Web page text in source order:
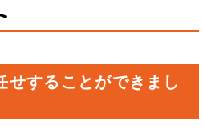
せすることができまし